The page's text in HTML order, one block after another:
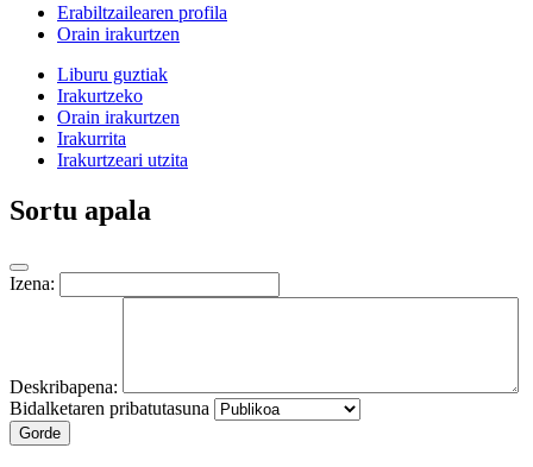
Erabiltzailearen profila
Orain irakurtzen
Liburu guztiak
Irakurtzeko
Orain irakurtzen
Irakurrita
Irakurtzeari utzita
Sortu apala
Izena:
Deskribapena:
Bidalketaren pribatutasuna
Gorde